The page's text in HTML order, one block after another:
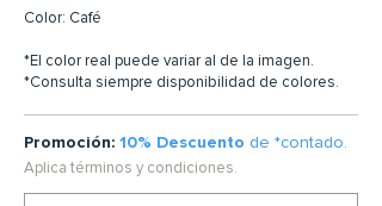
Color: Café
*El color real puede variar al de la imagen.
*Consulta siempre disponibilidad de colores.
Promoción: 10% Descuento de *contado.
Aplica términos y condiciones.